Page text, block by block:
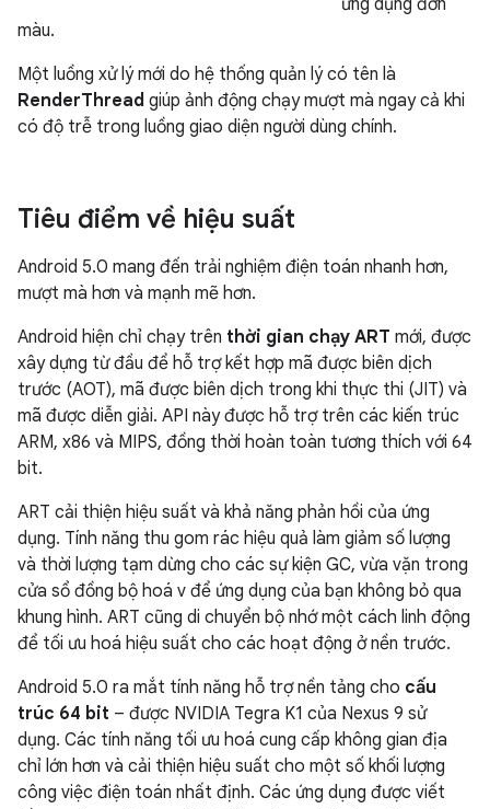
màu.
Một luồng xử lý mới do hệ thống quản lý có tên là
RenderThread giúp ảnh động chạy mượt mà ngay cả khi
có độ trễ trong luồng giao diện người dùng chính.
Tiêu điểm về hiệu suất
Android 5.0 mang đến trải nghiệm điện toán nhanh hơn,
mượt mà hơn và mạnh mẽ hơn.
Android hiện chỉ chạy trên thời gian chạy ART mới, được
xây dựng từ đầu để hỗ trợ kết hợp mã được biên dịch
trước (AOT), mã được biên dịch trong khi thực thi (JIT) và
mã được diễn giải. API này được hỗ trợ trên các kiến trúc
ARM, x86 và MIPS, đồng thời hoàn toàn tương thích với 64
bit.
ART cải thiện hiệu suất và khả năng phản hồi của ứng
dụng. Tính năng thu gom rác hiệu quả làm giảm số lượng
và thời lượng tạm dừng cho các sự kiện GC, vừa vặn trong
cửa sổ đồng bộ hoá v để ứng dụng của bạn không bỏ qua
khung hình. ART cũng di chuyển bộ nhớ một cách linh động
để tối ưu hoá hiệu suất cho các hoạt động ở nền trước.
Android 5.0 ra mắt tính năng hỗ trợ nền tảng cho cấu
trúc 64 bit – được NVIDIA Tegra K1 của Nexus 9 sử
dụng. Các tính năng tối ưu hoá cung cấp không gian địa
chỉ lớn hơn và cải thiện hiệu suất cho một số khối lượng
công việc điện toán nhất định. Các ứng dụng được viết